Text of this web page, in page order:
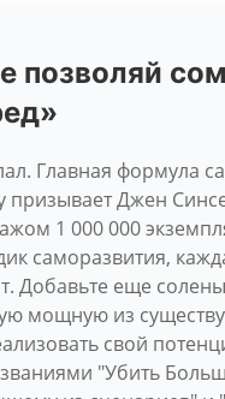
позволяй
Главная формула
Джен
1 000 000
саморазвития,
Добавьте еще
мощную из
свой
"Убить